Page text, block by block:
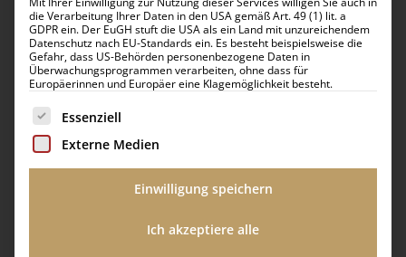
spektakuläre Ausblicke auf Paläste, Moscheen und die
berühmte Skyline.
Kulinarische Genüsse, elegante Rooftop-Restaurants, kleine
Cafés und stilvolle Boutiquehotels machen Istanbul zum
Kappadokien entdecken – Feenkamine,
Höhlenhotels und Ballonfahrten
Kappadokien eine der außergewöhnlichsten Landschaften
die Verarbeitung Ihrer Daten in den USA gemäß Art. 49 (1) lit. a
GDPR ein. Der EuGH stuft die USA als ein Land mit unzureichendem
Datenschutz nach EU-Standards ein. Es besteht beispielsweise die
Gefahr, dass US-Behörden personenbezogene Daten in
Überwachungsprogrammen verarbeiten, ohne dass für
Europäerinnen und Europäer eine Klagemöglichkeit besteht.
Es folgt eine Liste der Service-Gruppen, für die eine
Essenziell
Externe Medien
Einwilligung speichern
Ich akzeptiere alle